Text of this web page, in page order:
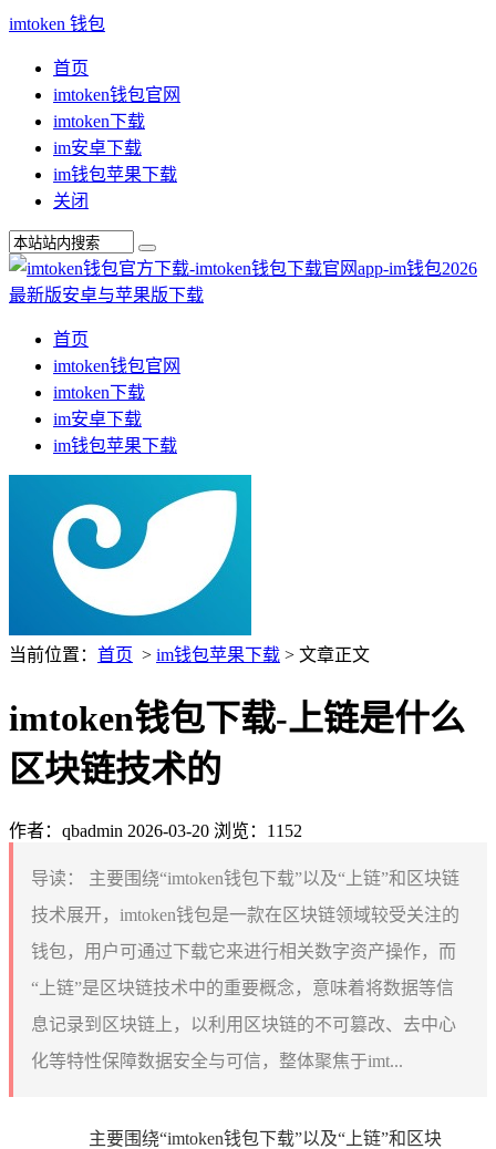
imtoken 钱包
首页
imtoken钱包官网
imtoken下载
im安卓下载
im钱包苹果下载
关闭
首页
imtoken钱包官网
imtoken下载
im安卓下载
im钱包苹果下载
当前位置： 首页 > im钱包苹果下载 > 文章正文
imtoken钱包下载-上链是什么
区块链技术的
作者：qbadmin 2026-03-20 浏览：1152
导读：
主要围绕“imtoken钱包下载”以及“上链”和区块链
技术展开，imtoken钱包是一款在区块链领域较受关注的
钱包，用户可通过下载它来进行相关数字资产操作，而
“上链”是区块链技术中的重要概念，意味着将数据等信
息记录到区块链上，以利用区块链的不可篡改、去中心
化等特性保障数据安全与可信，整体聚焦于imt...
主要围绕“imtoken钱包下载”以及“上链”和区块